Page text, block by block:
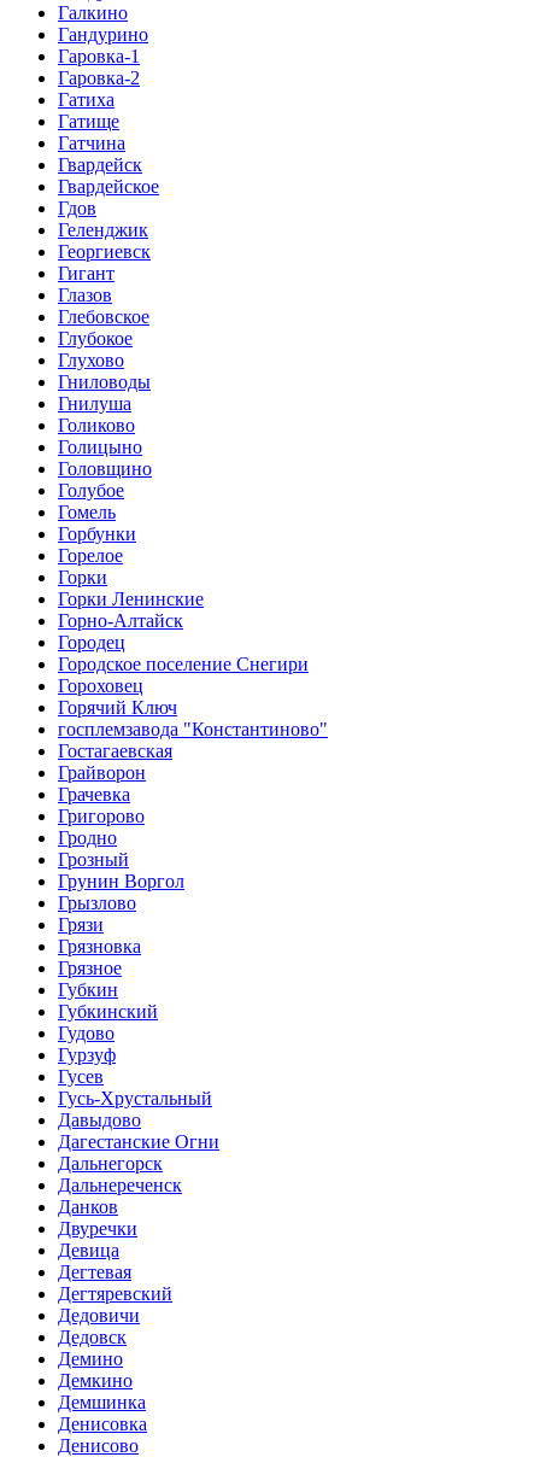
Галкино
Гандурино
Гаровка-1
Гаровка-2
Гатиха
Гатище
Гатчина
Гвардейск
Гвардейское
Гдов
Геленджик
Георгиевск
Гигант
Глазов
Глебовское
Глубокое
Глухово
Гниловоды
Гнилуша
Голиково
Голицыно
Головщино
Голубое
Гомель
Горбунки
Горелое
Горки
Горки Ленинские
Горно-Алтайск
Городец
Городское поселение Снегири
Гороховец
Горячий Ключ
госплемзавода "Константиново"
Гостагаевская
Грайворон
Грачевка
Григорово
Гродно
Грозный
Грунин Воргол
Грызлово
Грязи
Грязновка
Грязное
Губкин
Губкинский
Гудово
Гурзуф
Гусев
Гусь-Хрустальный
Давыдово
Дагестанские Огни
Дальнегорск
Дальнереченск
Данков
Двуречки
Девица
Дегтевая
Дегтяревский
Дедовичи
Дедовск
Демино
Демкино
Демшинка
Денисовка
Денисово